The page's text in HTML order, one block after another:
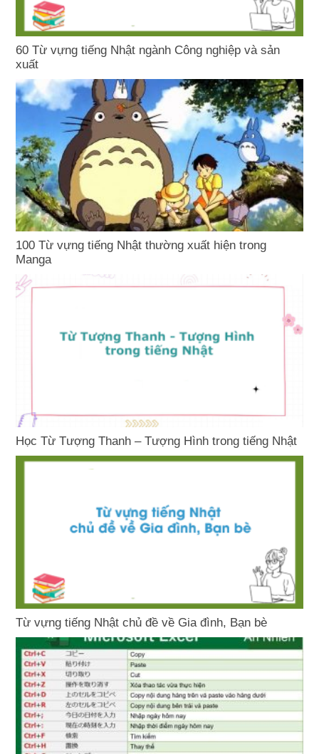
60 Từ vựng tiếng Nhật ngành Công nghiệp và sản
xuất
100 Từ vựng tiếng Nhật thường xuất hiện trong
Manga
Học Từ Tượng Thanh – Tượng Hình trong tiếng Nhật
Từ vựng tiếng Nhật chủ đề về Gia đình, Bạn bè